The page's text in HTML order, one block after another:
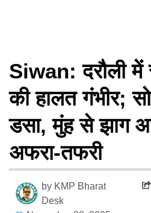
Siwan: दरौली
की हालत गंभीर;
डसा, मुंह से झाग
अफरा-तफरी
by KMP Bharat
Desk